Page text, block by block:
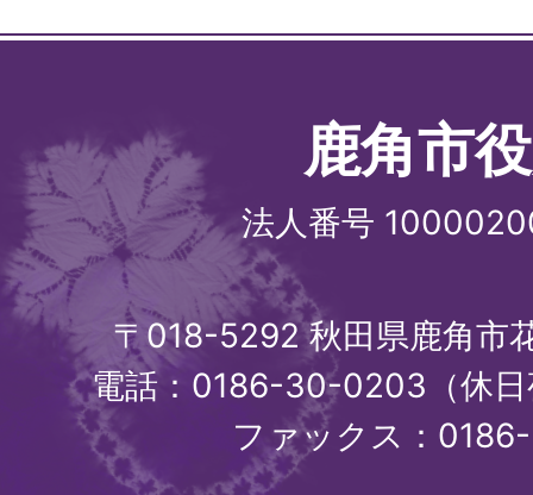
鹿角市
法人番号
〒018-5292 秋田県鹿角市
電話：0186-30-0203（休
ファックス：